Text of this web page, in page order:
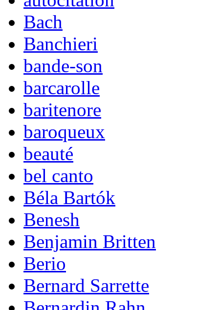
Bach
Banchieri
bande-son
barcarolle
baritenore
baroqueux
beauté
bel canto
Béla Bartók
Benesh
Benjamin Britten
Berio
Bernard Sarrette